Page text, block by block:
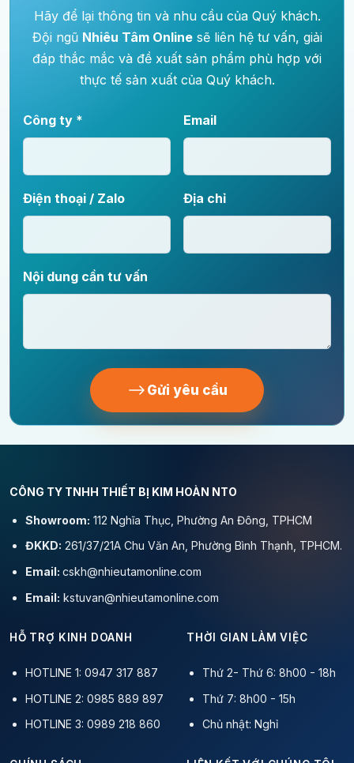
Hãy để lại thông tin và nhu cầu của Quý khách.
Đội ngũ Nhiêu Tâm Onlinesẽ liên hệ tư vấn, giải
đáp thắc mắc và đề xuất sản phẩm phù hợp với
thực tế sản xuất của Quý khách.
Công ty * Email
Điện thoại / Zalo Địa chỉ
Nội dung cần tư vấn
Gửi yêu cầu
CÔNG TY TNHH THIẾT BỊ KIM HOÀN NTO
Showroom: 112 Nghĩa Thục, Phường An Đông, TPHCM
ĐKKD: 261/37/21A Chu Văn An, Phường Bình Thạnh, TPHCM.
Email: cskh@nhieutamonline.com
Email: kstuvan@nhieutamonline.com
HỖ TRỢ KINH DOANH
HOTLINE 1: 0947 317 887
HOTLINE 2: 0985 889 897
HOTLINE 3: 0989 218 860
THỜI GIAN LÀM VIỆC
Thứ 2- Thứ 6: 8h00 - 18h
Thứ 7: 8h00 - 15h
Chủ nhật: Nghỉ